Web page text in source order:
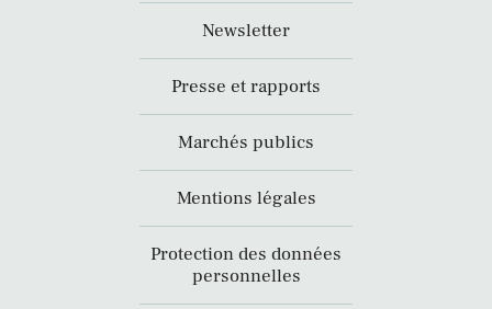
Newsletter
Presse et rapports
Marchés publics
Mentions légales
Protection des données
personnelles